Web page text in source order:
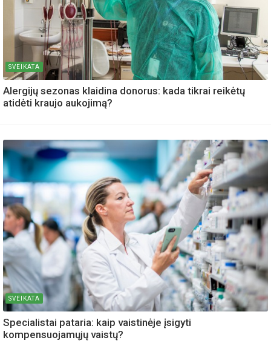
SVEIKATA
Alergijų sezonas klaidina donorus: kada tikrai reikėtų
atidėti kraujo aukojimą?
SVEIKATA
Specialistai pataria: kaip vaistinėje įsigyti
kompensuojamųjų vaistų?